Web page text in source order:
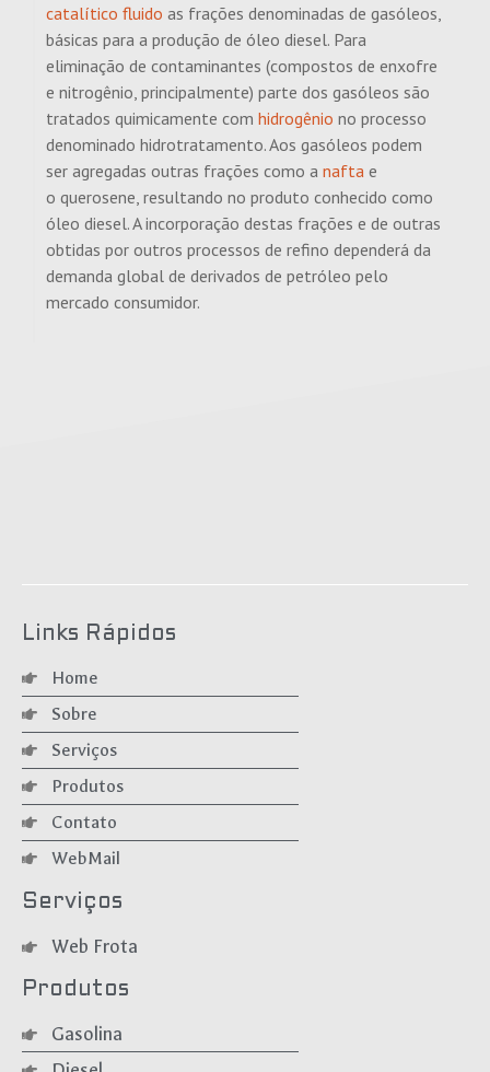
catalítico fluido as frações denominadas de gasóleos,
básicas para a produção de óleo diesel. Para
eliminação de contaminantes (compostos de enxofre
e nitrogênio, principalmente) parte dos gasóleos são
tratados quimicamente com hidrogênio no processo
denominado hidrotratamento. Aos gasóleos podem
ser agregadas outras frações como a nafta e
o querosene, resultando no produto conhecido como
óleo diesel. A incorporação destas frações e de outras
obtidas por outros processos de refino dependerá da
demanda global de derivados de petróleo pelo
mercado consumidor.
Links Rápidos
Home
Sobre
Serviços
Produtos
Contato
WebMail
Serviços
Web Frota
Produtos
Gasolina